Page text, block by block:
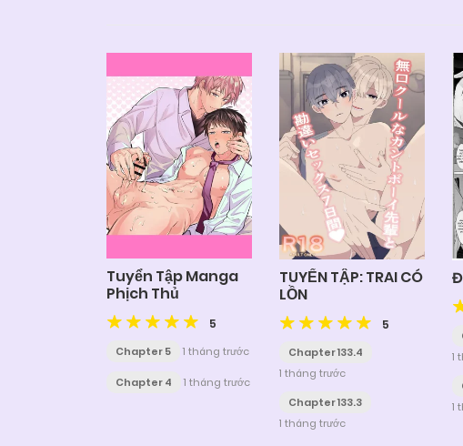
Tuyển Tập Manga
Phịch Thủ
5
Chapter 5 1 tháng trước
Chapter 4 1 tháng trước
TUYỂN TẬP: TRAI CÓ
LỒN
5
Chapter 133.4
1 tháng trước
Chapter 133.3
1 tháng trước
1
1